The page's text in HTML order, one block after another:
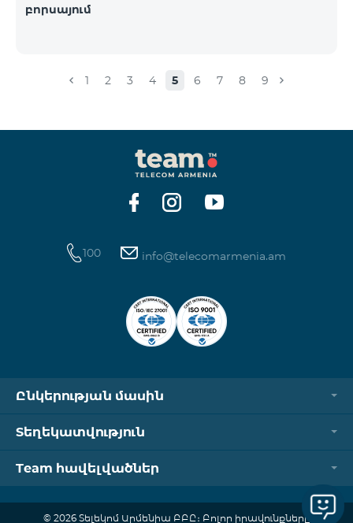
բորսայում
1 2 3 4 5 6 7 8 9
100 info@telecomarmenia.am
Ընկերության մասին
Տեղեկատվություն
Team հավելվածներ
© 2026 Տելեկոմ Արմենիա ԲԲԸ։ Բոլոր իրավունքները